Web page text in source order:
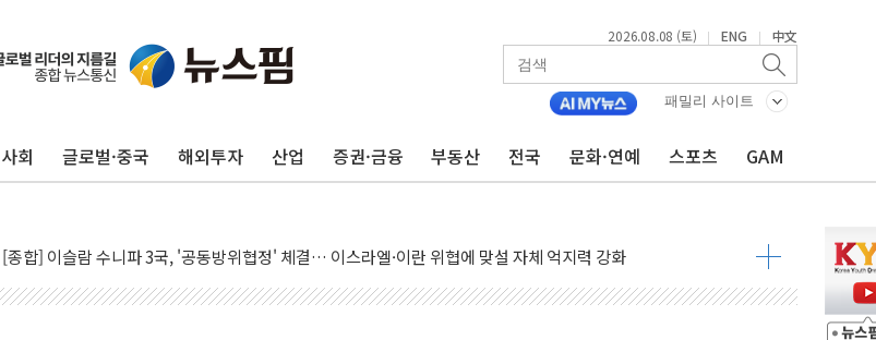
2026.08.08 (토) | ENG | 中文
패밀리 사이트
사회 글로벌·중국 해외투자 산업 증권·금융 부동산 전국 문화·연예 스포츠 GAM
유럽증시, 美 고용 예상 밖 부진에 연준 금리 인상 가능성 낮아지며 상승… STOXX 600 지수는 나흘 연속 최고치
미 연준 매파 기세 꺾이나…고용 감소에 9월 동결 전망 우세
트럼프, 백신·자폐증 행정명령 검토…"이르면 다음 주"
美 항소법원, 백악관 무도회장 공사 중단 명령…트럼프 제동